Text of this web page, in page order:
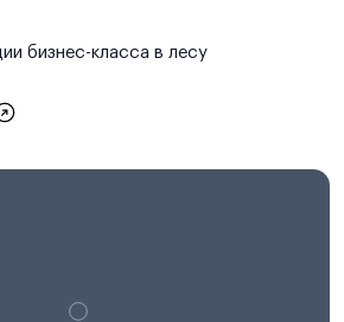
бизнес-класса в лесу